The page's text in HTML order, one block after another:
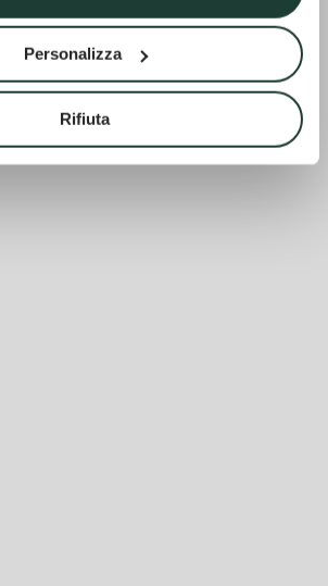
Personalizza
Rifiuta